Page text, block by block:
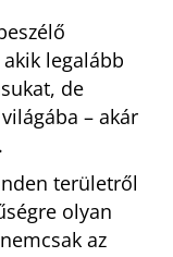
legalább
de
– akár
területről
olyan
az